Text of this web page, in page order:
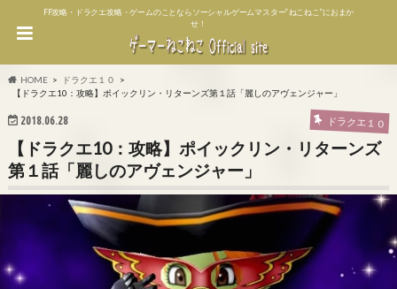
FF攻略・ドラクエ攻略・ゲームのことならソーシャルゲームマスター”ねこねこ”におまか
せ！
HOME
ドラクエ１０
【ドラクエ10：攻略】ポイックリン・リターンズ第１話「麗しのアヴェンジャー」
2018.06.28 ドラクエ１０
【ドラクエ10：攻略】ポイックリン・リターンズ
第１話「麗しのアヴェンジャー」